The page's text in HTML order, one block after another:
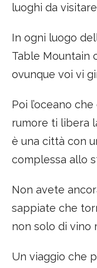
luoghi da
In ogni luogo
Table Mountain
ovunque voi vi
Poi l’oceano
rumore ti libera
è una città con
complessa allo
Non avete
sappiate che
non solo di vino
Un viaggio che